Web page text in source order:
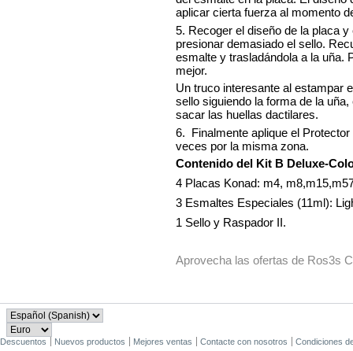
aplicar cierta fuerza al momento
5. Recoger el diseño de la placa
presionar demasiado el sello.
esmalte y trasladándola a la uña.
mejor.
Un truco interesante al estampar
sello siguiendo la forma de la
sacar las huellas dactilares.
6. Finalmente aplique el
veces por la misma zona.
Contenido del Kit B Deluxe-
4 Placas Konad: m4,
3 Esmaltes Especiales (11ml):
1 Sello y Raspador II.
Aprovecha las ofertas de Ros3s
Descuentos Nuevos productos Mejores ventas Contacte con nosotros Condiciones